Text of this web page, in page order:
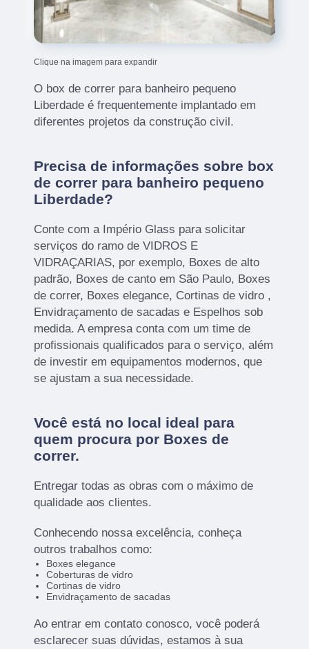
Clique na imagem para expandir
O box de correr para banheiro pequeno
Liberdade é frequentemente implantado em
diferentes projetos da construção civil.
Precisa de informações sobre box
de correr para banheiro pequeno
Liberdade?
Conte com a Império Glass para solicitar
serviços do ramo de VIDROS E
VIDRAÇARIAS, por exemplo, Boxes de alto
padrão, Boxes de canto em São Paulo, Boxes
de correr, Boxes elegance, Cortinas de vidro ,
Envidraçamento de sacadas e Espelhos sob
medida. A empresa conta com um time de
profissionais qualificados para o serviço, além
de investir em equipamentos modernos, que
se ajustam a sua necessidade.
Você está no local ideal para
quem procura por Boxes de
correr.
Entregar todas as obras com o máximo de
qualidade aos clientes.
Conhecendo nossa excelência, conheça
outros trabalhos como:
Boxes elegance
Coberturas de vidro
Cortinas de vidro
Envidraçamento de sacadas
Ao entrar em contato conosco, você poderá
esclarecer suas dúvidas, estamos à sua